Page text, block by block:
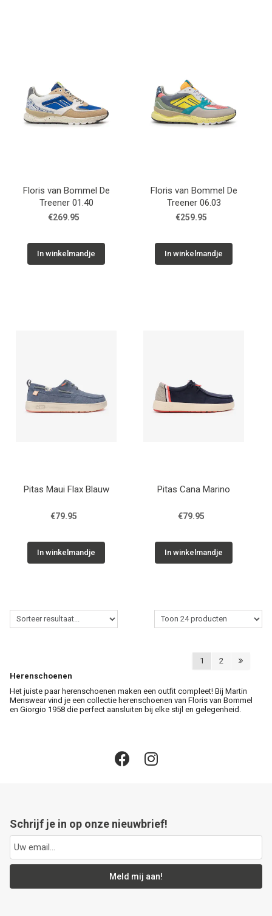
Floris van Bommel De
Treener 01.40
€269.95
In winkelmandje
Floris van Bommel De
Treener 06.03
€259.95
In winkelmandje
Pitas Maui Flax Blauw
€79.95
In winkelmandje
Pitas Cana Marino
€79.95
In winkelmandje
1
2
Herenschoenen
Het juiste paar herenschoenen maken een outfit compleet! Bij Martin
Menswear vind je een collectie herenschoenen van Floris van Bommel
en Giorgio 1958 die perfect aansluiten bij elke stijl en gelegenheid.
Schrijf je in op onze nieuwbrief!
Meld mij aan!